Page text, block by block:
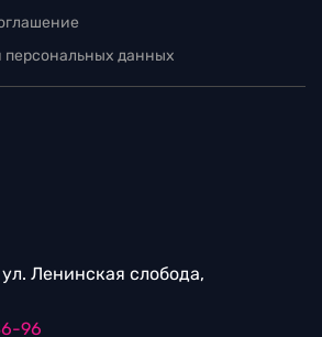
персональных данных
Ленинская слобода,
96